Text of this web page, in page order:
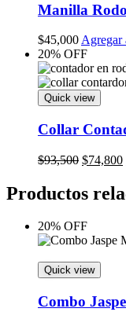
Manilla
$45,000 Agregar
20% OFF
Quick view
Collar
$93,500 Original
$93,500.
$74,800
Productos
20% OFF
Quick view
Combo